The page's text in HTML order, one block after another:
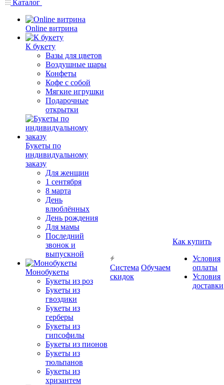
Каталог
Online витрина
К букету
Вазы для цветов
Воздушные шары
Конфеты
Кофе с собой
Мягкие игрушки
Подарочные
открытки
Букеты по
индивидуальному
заказу
Для женщин
1 сентября
8 марта
День
влюблённых
День рождения
Для мамы
Последний
звонок и
выпускной
Монобукеты
Букеты из роз
Букеты из
гвоздики
Букеты из
герберы
Букеты из
гипсофилы
Букеты из пионов
Букеты из
тюльпанов
Букеты из
хризантем
Система
скидок
Обучаем
Как купить
Условия
оплаты
Условия
доставки